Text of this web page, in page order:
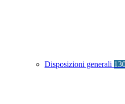
Disposizioni generali